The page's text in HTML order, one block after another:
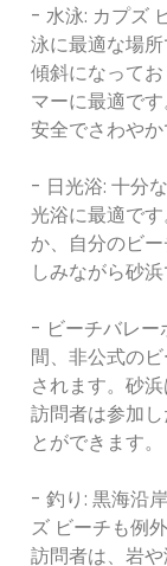
- 水泳: カプズ
泳に最適な場
傾斜になって
マーに最適で
安全でさわやか
- 日光浴: 十分
光浴に最適で
か、自分のビ
しみながら砂
- ビーチバレー
間、非公式の
されます。砂
訪問者は参加
とができます。
- 釣り: 黒海沿
ズ ビーチも例
訪問者は、岩